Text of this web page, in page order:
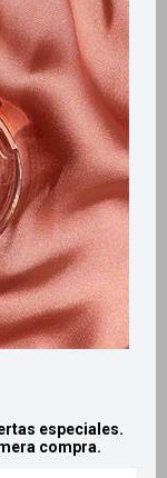
especiales.
compra.